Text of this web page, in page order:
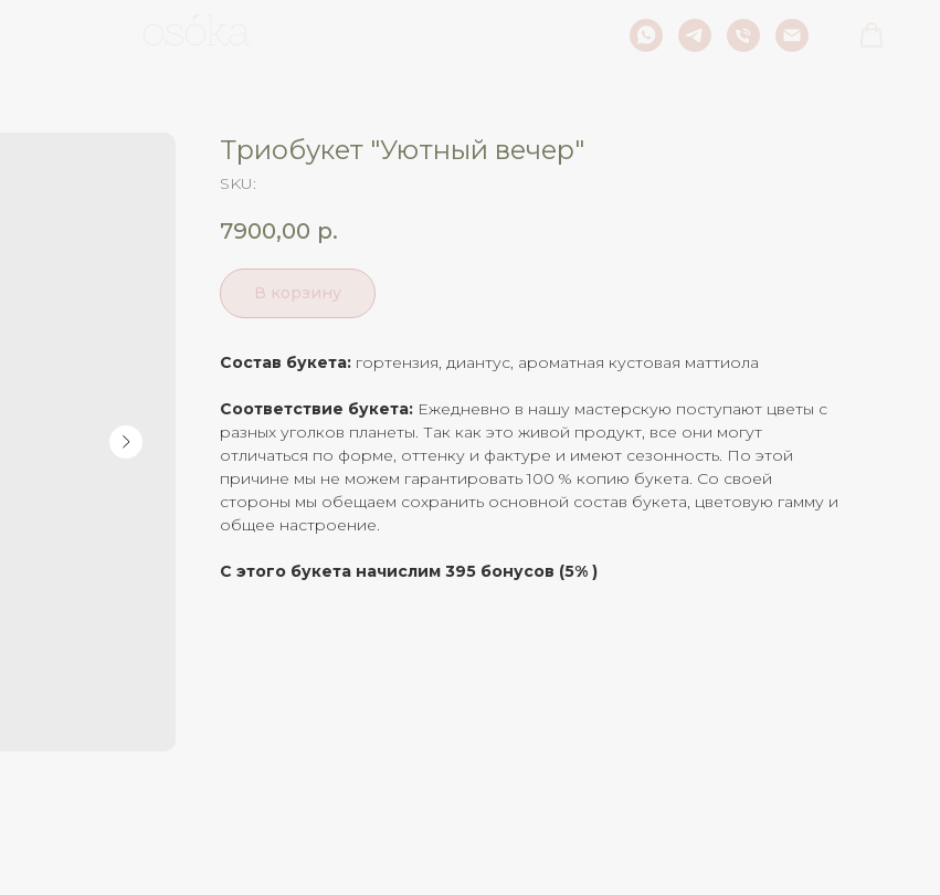
Триобукет "Уютный вечер"
SKU:
7900,00 р.
В корзину
Состав букета: гортензия, диантус, ароматная кустовая маттиола
Соответствие букета: Ежедневно в нашу мастерскую поступают цветы с
разных уголков планеты. Так как это живой продукт, все они могут
отличаться по форме, оттенку и фактуре и имеют сезонность. По этой
причине мы не можем гарантировать 100 % копию букета. Со своей
стороны мы обещаем сохранить основной состав букета, цветовую гамму и
общее настроение.
С этого букета начислим 395 бонусов (5% )